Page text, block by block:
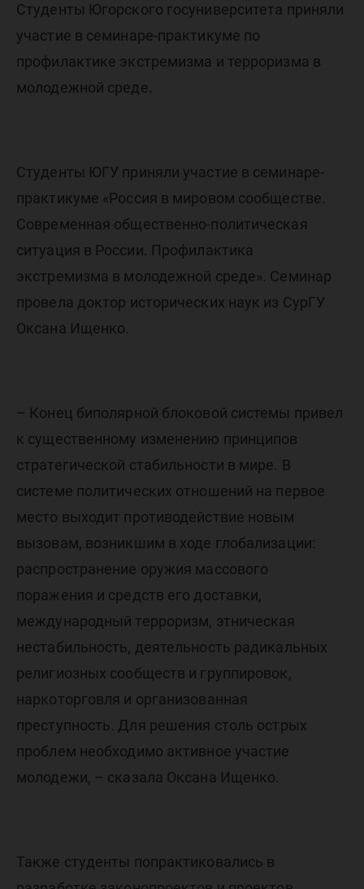
Студенты Югорского госуниверситета приняли
участие в семинаре-практикуме по
профилактике экстремизма и терроризма в
молодежной среде.
Студенты ЮГУ приняли участие в семинаре-
практикуме «Россия в мировом сообществе.
Современная общественно-политическая
ситуация в России. Профилактика
экстремизма в молодежной среде». Семинар
провела доктор исторических наук из СурГУ
Оксана Ищенко.
– Конец биполярной блоковой системы привел
к существенному изменению принципов
стратегической стабильности в мире. В
системе политических отношений на первое
место выходит противодействие новым
вызовам, возникшим в ходе глобализации:
распространение оружия массового
поражения и средств его доставки,
международный терроризм, этническая
нестабильность, деятельность радикальных
религиозных сообществ и группировок,
наркоторговля и организованная
преступность. Для решения столь острых
проблем необходимо активное участие
молодежи, – сказала Оксана Ищенко.
Также студенты попрактиковались в